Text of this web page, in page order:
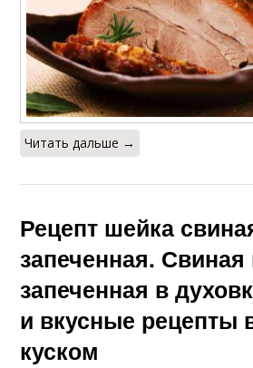
Читать дальше →
Рецепт шейка
запеченная.
запеченная в
и вкусные рецепты
куском